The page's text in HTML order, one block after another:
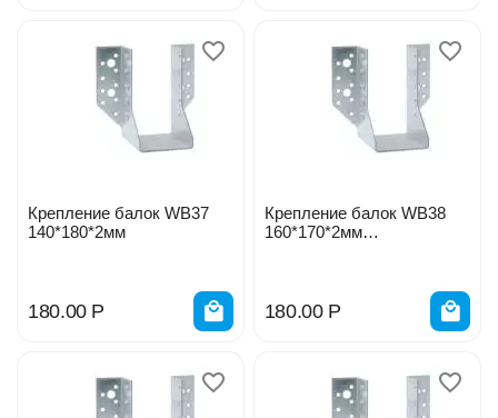
Крепление балок WB37
140*180*2мм
180.00 Р
Крепление балок WB38
160*170*2мм
180.00 Р